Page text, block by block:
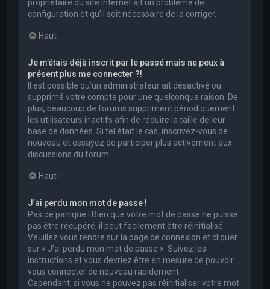
propriétaire du site internet ait un problème de
configuration et qu’il soit nécessaire de la corriger.
Haut
Je m’étais déjà inscrit par le passé mais ne peux à
présent plus me connecter ?!
Il est possible qu’un administrateur ait désactivé ou
supprimé votre compte pour une quelconque raison. De
plus, beaucoup de forums suppriment périodiquement
les utilisateurs inactifs afin de réduire la taille de leur
base de données. Si tel était le cas, inscrivez-vous de
nouveau et essayez de participer plus activement aux
discussions du forum.
Haut
J’ai perdu mon mot de passe !
Pas de panique ! Bien que votre mot de passe ne puisse
pas être récupéré, il peut facilement être réinitialisé.
Veuillez vous rendre sur la page de connexion et cliquer
sur « J’ai perdu mon mot de passe ». Suivez les
instructions et vous devriez être en mesure de pouvoir
vous connecter de nouveau rapidement.
Cependant, si vous ne pouvez pas réinitialiser votre mot